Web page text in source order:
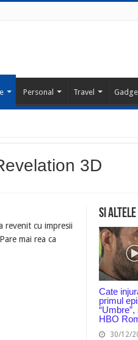
Personal Travel
3D
Si altele
Cate
primul
HBO
30/12/
revenit cu impresii
Pare mai rea ca